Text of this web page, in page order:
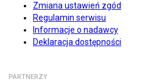
Zmiana ustawień zgód
Regulamin serwisu
Informacje o nadawcy
Deklaracja dostępności
PARTNERZY